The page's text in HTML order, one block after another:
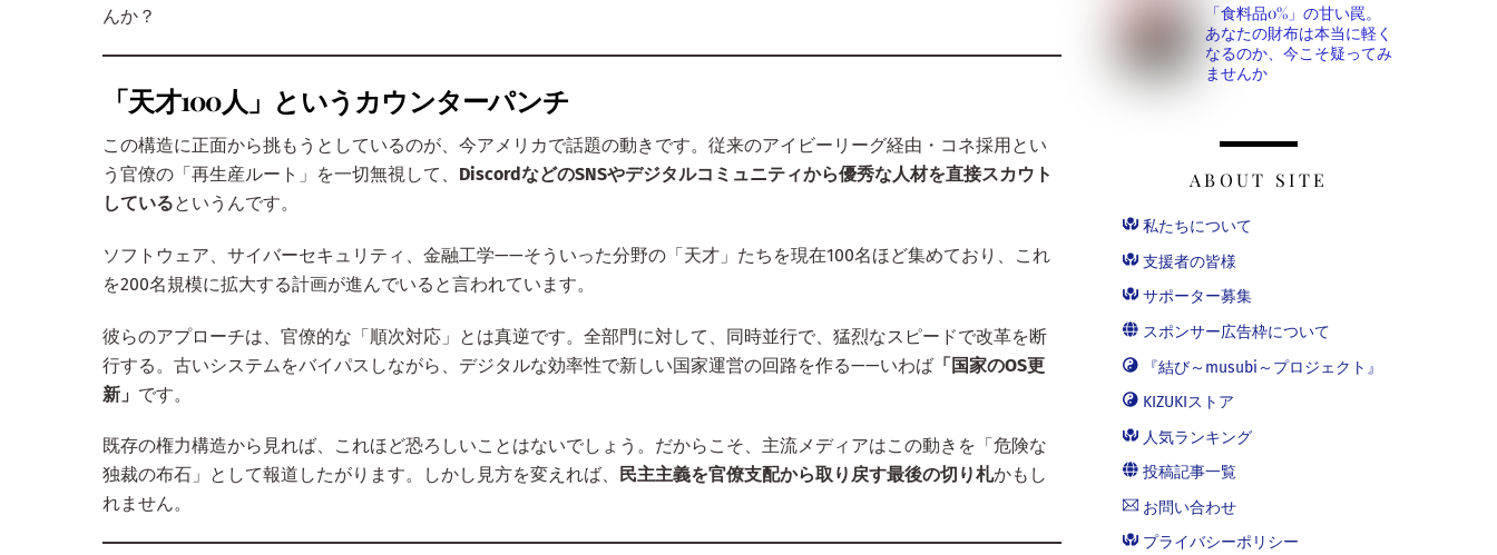
んか？
「天才100人」というカウンターパンチ
この構造に正面から挑もうとしているのが、今アメリカで話題の動きです。従来のアイビーリーグ経由・コネ採用とい
う官僚の「再生産ルート」を一切無視して、 DiscordなどのSNSやデジタルコミュニティから優秀な人材を直接スカウト
しているというんです。
ソフトウェア、サイバーセキュリティ、金融工学——そういった分野の「天才」たちを現在100名ほど集めており、これ
を200名規模に拡大する計画が進んでいると言われています。
彼らのアプローチは、官僚的な「順次対応」とは真逆です。全部門に対して、同時並行で、猛烈なスピードで改革を断
行する。古いシステムをバイパスしながら、デジタルな効率性で新しい国家運営の回路を作る——いわば 「国家のOS更
新」 です。
既存の権力構造から見れば、これほど恐ろしいことはないでしょう。だからこそ、主流メディアはこの動きを「危険な
独裁の布石」として報道したがります。しかし見方を変えれば、
民主主義を官僚支配から取り戻す最後の切り札かもし
れません。
「食料品0%」の甘い罠。
あなたの財布は本当に軽く
なるのか、今こそ疑ってみ
ませんか
ABOUT SITE
私たちについて
支援者の皆様
サポーター募集
スポンサー広告枠について
『結び～musubi～プロジェクト』
KIZUKIストア
人気ランキング
投稿記事一覧
お問い合わせ
プライバシーポリシー